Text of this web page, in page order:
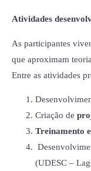
Atividades
As participantes
que aproximam
Entre as atividades
Criação de
Treinamento
(UDESC –